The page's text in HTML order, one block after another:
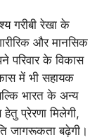
गरीबी रेखा के
और मानसिक
परिवार के विकास
में भी सहायक
भारत के अन्य
प्रेरणा मिलेगी,
जागरूकता बढ़ेगी।